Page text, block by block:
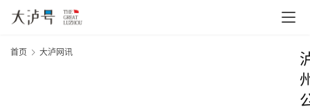
首页 大泸网讯